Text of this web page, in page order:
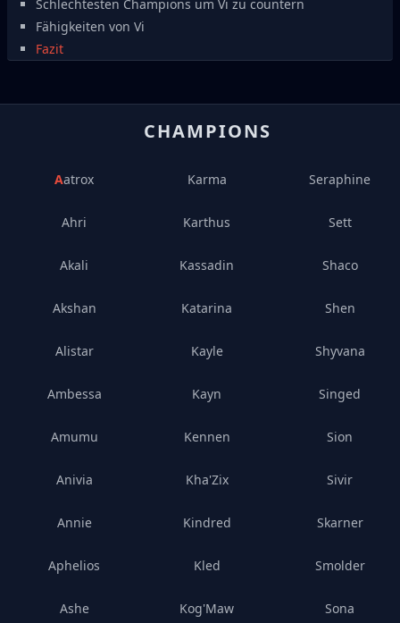
Schlechtesten Champions um Vi zu countern
Fähigkeiten von Vi
Fazit
CHAMPIONS
Aatrox
Ahri
Akali
Akshan
Alistar
Ambessa
Amumu
Anivia
Annie
Aphelios
Ashe
Karma
Karthus
Kassadin
Katarina
Kayle
Kayn
Kennen
Kha'Zix
Kindred
Kled
Kog'Maw
Seraphine
Sett
Shaco
Shen
Shyvana
Singed
Sion
Sivir
Skarner
Smolder
Sona